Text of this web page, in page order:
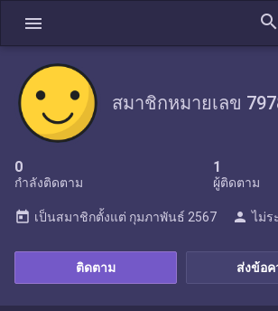
menu search
สมาชิกหมายเลข
0
กำลังติดตาม
1
ผู้ติดตาม
ส่งข้อค
ติดตาม
today เป็นสมาชิกตั้งแต่ กุมภาพันธ์ 2567 person ไม่ร